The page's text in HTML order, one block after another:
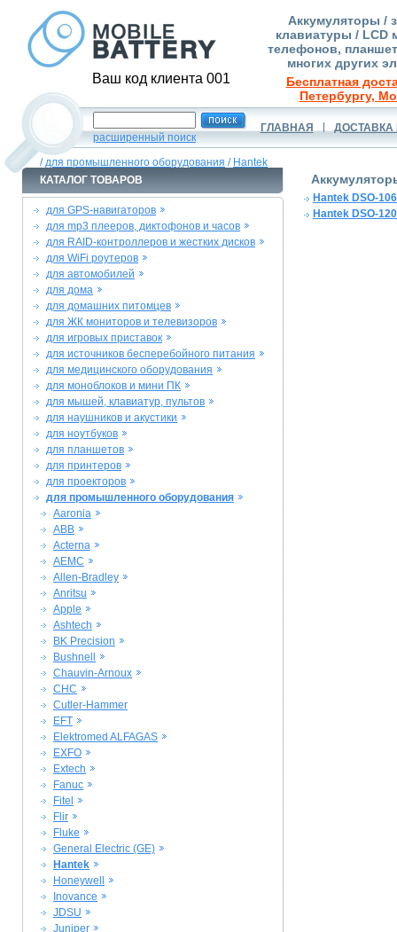
Ваш код клиента 001
Аккумуляторы /
клавиатуры / LCD
телефонов,
многих других
Бесплатная
Петербургу,
расширенный поиск
ГЛАВНАЯ ДОСТАВКА
/для промышленного оборудования / Hantek
КАТАЛОГ ТОВАРОВ
для GPS-навигаторов
для mp3 плееров, диктофонов и часов
для RAID-контроллеров и жестких дисков
для WiFi роутеров
для автомобилей
для дома
для домашних питомцев
для ЖК мониторов и телевизоров
для игровых приставок
для источников бесперебойного питания
для медицинского оборудования
для моноблоков и мини ПК
для мышей, клавиатур, пультов
для наушников и акустики
для ноутбуков
для планшетов
для принтеров
для проекторов
для промышленного оборудования
Aaronia
ABB
Acterna
AEMC
Allen-Bradley
Anritsu
Apple
Ashtech
BK Precision
Bushnell
Chauvin-Arnoux
CHC
Cutler-Hammer
EFT
Elektromed ALFAGAS
EXFO
Extech
Fanuc
Fitel
Flir
Fluke
General Electric (GE)
Hantek
Honeywell
Inovance
JDSU
Juniper
Hantek DSO-
Hantek DSO-